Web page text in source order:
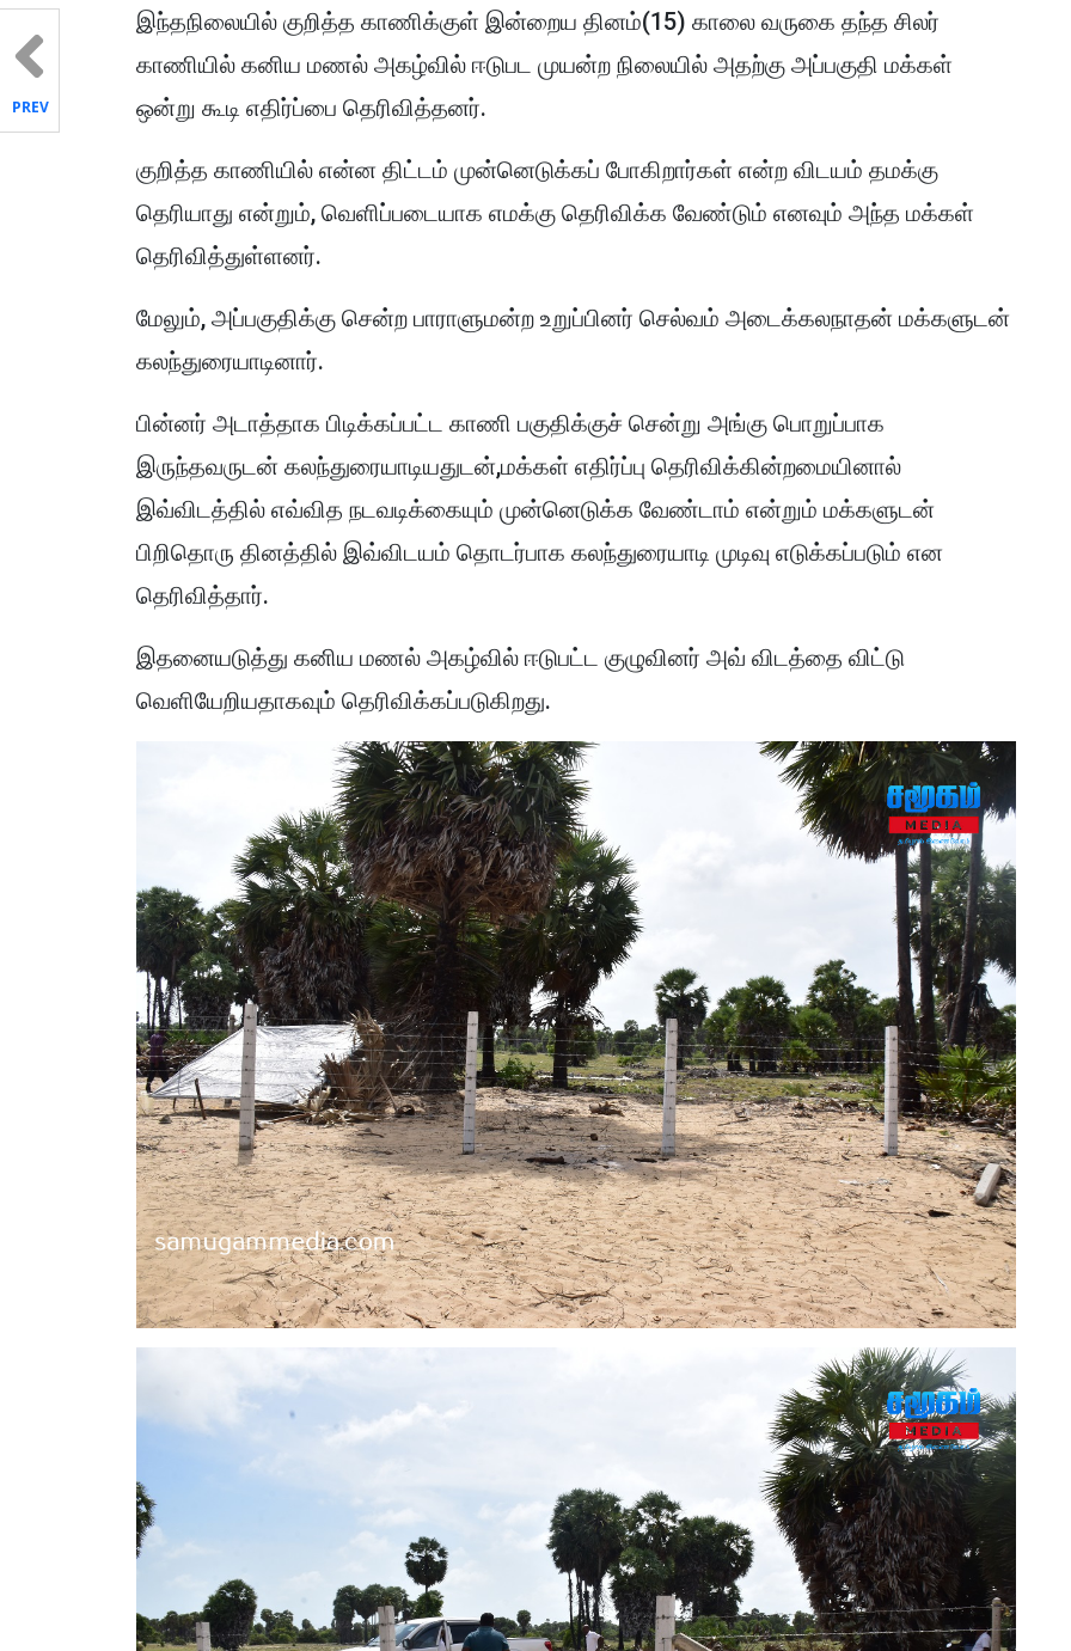
இந்தநிலையில் குறித்த காணிக்குள் இன்றைய தினம்(15) காலை வருகை தந்த சிலர்
காணியில் கனிய மணல் அகழ்வில் ஈடுபட முயன்ற நிலையில் அதற்கு அப்பகுதி மக்கள்
ஒன்று கூடி எதிர்ப்பை தெரிவித்தனர்.
குறித்த காணியில் என்ன திட்டம் முன்னெடுக்கப் போகிறார்கள் என்ற விடயம் தமக்கு
தெரியாது என்றும், வெளிப்படையாக எமக்கு தெரிவிக்க வேண்டும் எனவும் அந்த மக்கள்
தெரிவித்துள்ளனர்.
மேலும், அப்பகுதிக்கு சென்ற பாராளுமன்ற உறுப்பினர் செல்வம் அடைக்கலநாதன் மக்களுடன்
கலந்துரையாடினார்.
பின்னர் அடாத்தாக பிடிக்கப்பட்ட காணி பகுதிக்குச் சென்று அங்கு பொறுப்பாக
இருந்தவருடன் கலந்துரையாடியதுடன்,மக்கள் எதிர்ப்பு தெரிவிக்கின்றமையினால்
இவ்விடத்தில் எவ்வித நடவடிக்கையும் முன்னெடுக்க வேண்டாம் என்றும் மக்களுடன்
பிறிதொரு தினத்தில் இவ்விடயம் தொடர்பாக கலந்துரையாடி முடிவு எடுக்கப்படும் என
தெரிவித்தார்.
இதனையடுத்து கனிய மணல் அகழ்வில் ஈடுபட்ட குழுவினர் அவ் விடத்தை விட்டு
வெளியேறியதாகவும் தெரிவிக்கப்படுகிறது.
PREV